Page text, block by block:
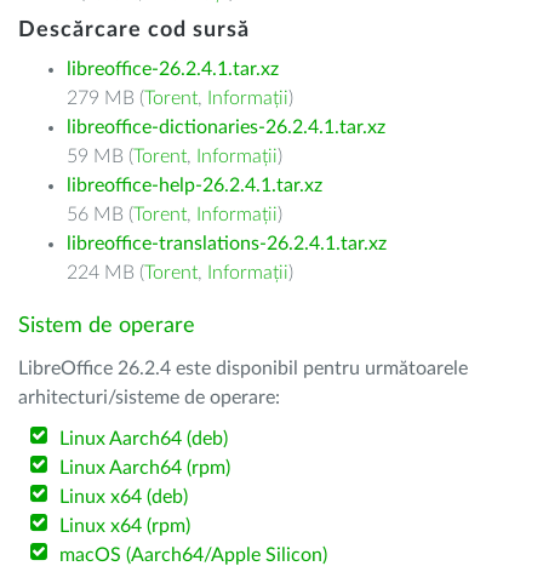
Descărcare cod sursă
libreoffice-26.2.4.1.tar.xz
279 MB (Torent, Informații)
libreoffice-dictionaries-26.2.4.1.tar.xz
59 MB (Torent, Informații)
libreoffice-help-26.2.4.1.tar.xz
56 MB (Torent, Informații)
libreoffice-translations-26.2.4.1.tar.xz
224 MB (Torent, Informații)
Sistem de operare
LibreOffice 26.2.4 este disponibil pentru următoarele
arhitecturi/sisteme de operare:
Linux Aarch64 (deb)
Linux Aarch64 (rpm)
Linux x64 (deb)
Linux x64 (rpm)
macOS (Aarch64/Apple Silicon)